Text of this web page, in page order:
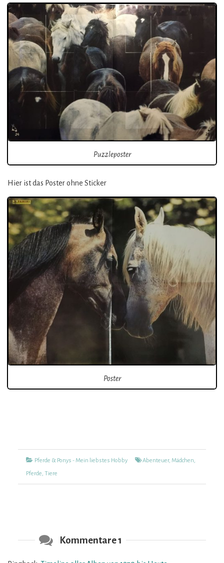
Puzzleposter
Hier ist das Poster ohne Sticker
Poster
Kategorien
Pferde & Ponys - Mein liebstes Hobby TagsAbenteuer, Mädchen
Pferde Tiere
Kommentare 1